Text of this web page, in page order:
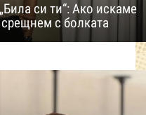
си ти“: Ако искаме
с болката